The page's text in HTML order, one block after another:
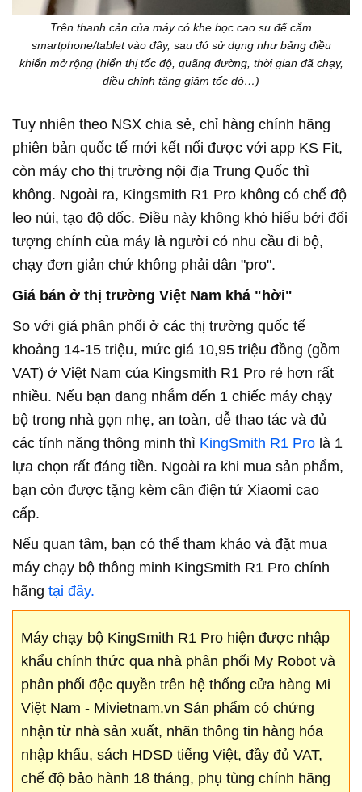
Trên thanh cản của máy có khe bọc cao su để cắm
smartphone/tablet vào đây, sau đó sử dụng như bảng điều
khiển mở rộng (hiển thị tốc độ, quãng đường, thời gian đã chạy,
điều chỉnh tăng giảm tốc độ…)
Tuy nhiên theo NSX chia sẻ, chỉ hàng chính hãng
phiên bản quốc tế mới kết nối được với app KS Fit,
còn máy cho thị trường nội địa Trung Quốc thì
không. Ngoài ra, Kingsmith R1 Pro không có chế độ
leo núi, tạo độ dốc. Điều này không khó hiểu bởi đối
tượng chính của máy là người có nhu cầu đi bộ,
chạy đơn giản chứ không phải dân "pro".
Giá bán ở thị trường Việt Nam khá "hời"
So với giá phân phối ở các thị trường quốc tế
khoảng 14-15 triệu, mức giá 10,95 triệu đồng (gồm
VAT) ở Việt Nam của Kingsmith R1 Pro rẻ hơn rất
nhiều. Nếu bạn đang nhắm đến 1 chiếc máy chạy
bộ trong nhà gọn nhẹ, an toàn, dễ thao tác và đủ
các tính năng thông minh thì KingSmith R1 Pro là 1
lựa chọn rất đáng tiền. Ngoài ra khi mua sản phẩm,
bạn còn được tặng kèm cân điện tử Xiaomi cao
cấp.
Nếu quan tâm, bạn có thể tham khảo và đặt mua
máy chạy bộ thông minh KingSmith R1 Pro chính
hãng tại đây.
Máy chạy bộ KingSmith R1 Pro hiện được nhập
khẩu chính thức qua nhà phân phối My Robot và
phân phối độc quyền trên hệ thống cửa hàng Mi
Việt Nam - Mivietnam.vn Sản phẩm có chứng
nhận từ nhà sản xuất, nhãn thông tin hàng hóa
nhập khẩu, sách HDSD tiếng Việt, đầy đủ VAT,
chế độ bảo hành 18 tháng, phụ tùng chính hãng